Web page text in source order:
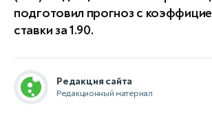
подготовил прогноз с
ставки за 1.90.
Редакция сайта
Редакционный материал